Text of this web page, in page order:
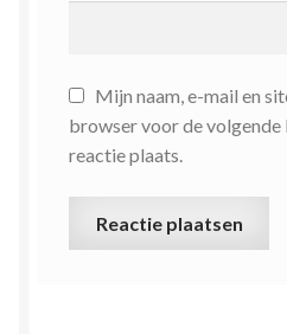
Mijn naam, e-mail en
browser voor de volgende
reactie plaats.